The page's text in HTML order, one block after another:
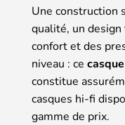
Une construction
qualité, un
confort et des
niveau : ce
constitue
casques hi-fi
gamme de prix.